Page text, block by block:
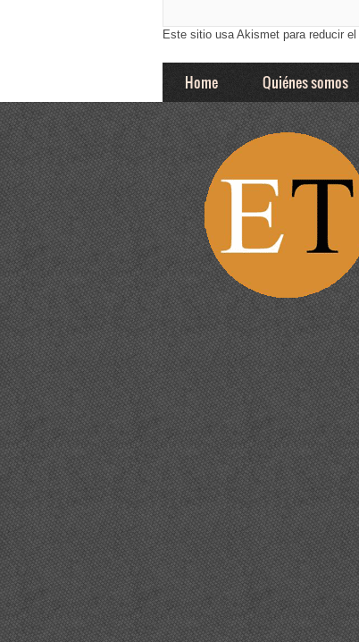
Este sitio usa Akismet para reducir el
Home Quiénes somos